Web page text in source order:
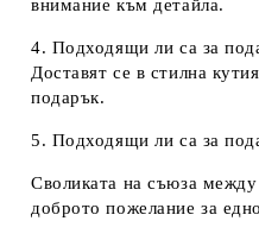
внимание към детайла.
4. Подходящи ли са за
Доставят се в стилна
подарък.
5. Подходящи ли са за
Своликата на съюза
доброто пожелание за